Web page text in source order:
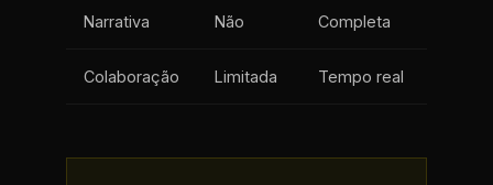
Narrativa Não Completa
Colaboração Limitada Tempo real